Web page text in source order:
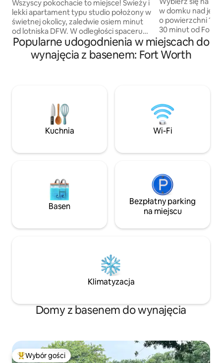
Wszyscy pokochacie to miejsce! Świeży i
lekki apartament typu studio położony w
świetnej okolicy, zaledwie osiem minut
od lotniska DFW. W odległości spaceru
od szpitala HEB (idealny dla
podróżujących pielęgniarek i
pracowników linii lotniczych). Zadaszone
mikrofalową, toster Ninja/frytkownicę
beztłuszczową, ekspres do kawy, płytę
indukcyjną. Stawka podstawowa
dotyczy maksymalnie 2 osób...
dziennie, z wyjątkiem 2 i mniej, które są
w domku nad
o powierzchni 1
30 minut od Fort
i innych
dojrzałymi
oferuje
Wybierz się na
pomostu, aby
słońca nad
dzień przy
relaksując się
Popularne udogodnienia w miejscach do
wynajęcia z basenem: Fort Worth
Kuchnia Wi-Fi
Basen
Bezpłatny parking
na miejscu
Klimatyzacja
Domy z basenem do wynajęcia
Najpopularniejsze z kategorii Wybór gości
Wybór gości